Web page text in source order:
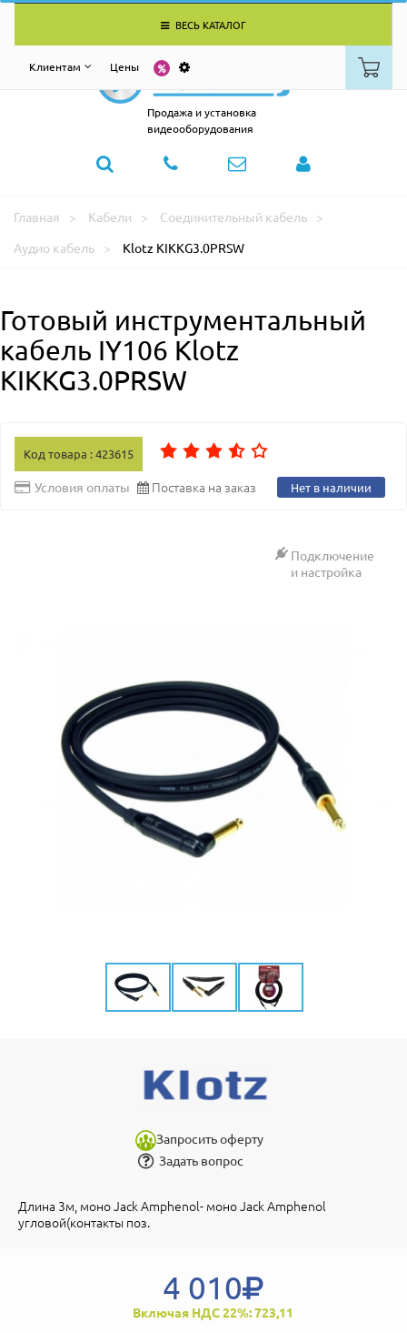
ВЕСЬ КАТАЛОГ
Клиентам Цены
Продажа и установка
видеооборудования
Главная Кабели
Соединительный кабель
Аудио кабель
Klotz KIKKG3.0PRSW
Готовый инструментальный
кабель IY106 Klotz
KIKKG3.0PRSW
Код товара : 423615
Условия оплаты Поставка на заказ Нет в наличии
Подключение
и настройка
Запросить оферту
Задать вопрос
Длина 3м, моно Jack Amphenol- моно Jack Amphenol
угловой(контакты поз.
4 010
Включая НДС 22%: 723,11